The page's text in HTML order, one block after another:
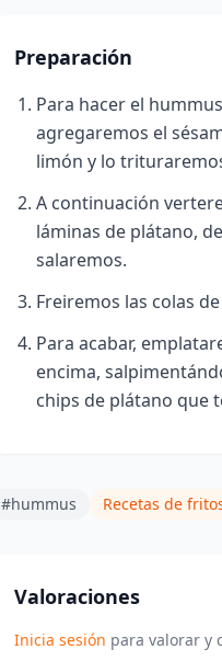
Preparación
Para hacer el
agregaremos el
limón y lo
A continuación
láminas de plátano,
salaremos.
Freiremos las colas
Para acabar,
encima,
chips de plátano que
#hummus Recetas de
Valoraciones
Inicia sesión para valorar y